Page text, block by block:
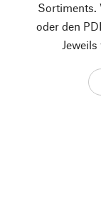
Sortiments.
oder den